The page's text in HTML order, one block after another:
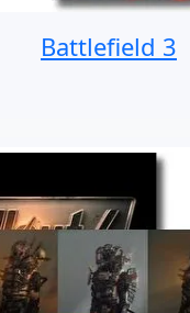
Battlefield 3